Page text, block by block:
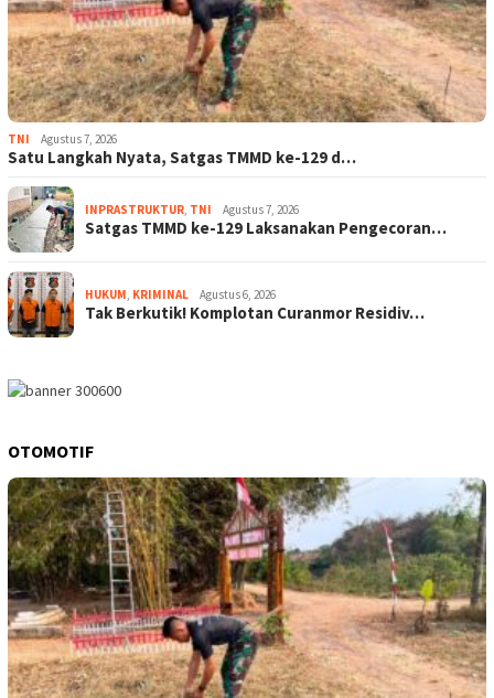
TNI Agustus 7, 2026
Satu Langkah Nyata, Satgas TMMD ke-129 d…
INPRASTRUKTUR TNI Agustus 7, 2026
Satgas TMMD ke-129 Laksanakan Pengecoran…
HUKUM KRIMINAL Agustus 6, 2026
Tak Berkutik! Komplotan Curanmor Residiv…
OTOMOTIF